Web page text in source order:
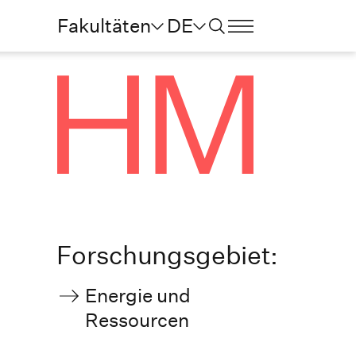
Fakultäten DE
Forschungsgebiet:
Energie und
Ressourcen